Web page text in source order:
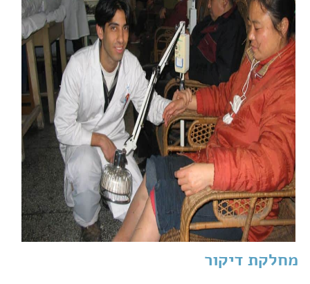
מחלקת דיקור